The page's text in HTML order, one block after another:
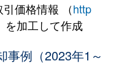
価格情報 （http
を加工して作成
事例（2023年1～